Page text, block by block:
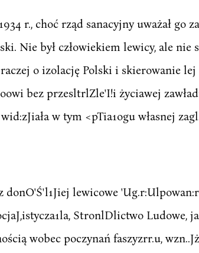
r., choć rząd sanacyjny uważał go
Nie był człowiekiem lewicy, ale nie
o izolację Polski i skierowanie lej
bez przesltrlZle'I!i życiawej
w tym <pTia1ogu własnej
donO'Ś'l1Jiej lewicowe
StronlDlictwo Ludowe,
wobec poczynań faszyzrr.u,